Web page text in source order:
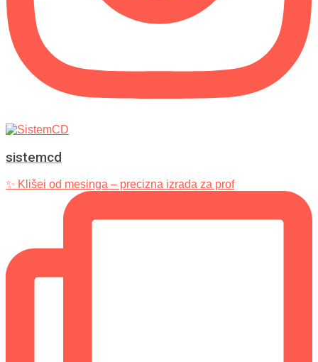
sistemcd
✨ Klišei od mesinga – precizna izrada za prof